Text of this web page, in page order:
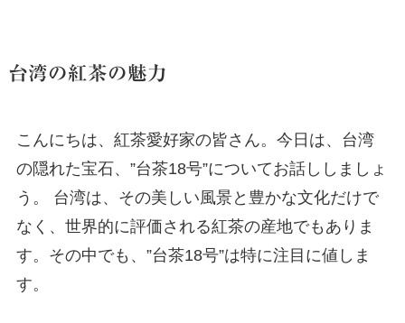
台湾の紅茶の魅力
こんにちは、紅茶愛好家の皆さん。今日は、台湾
の隠れた宝石、”台茶18号”についてお話ししましょ
う。 台湾は、その美しい風景と豊かな文化だけで
なく、世界的に評価される紅茶の産地でもありま
す。その中でも、”台茶18号”は特に注目に値しま
す。